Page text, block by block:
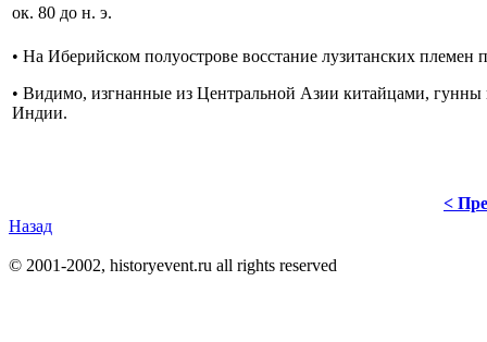
ок. 80 до н. э.
• На Иберийском полуострове восстание лузитанских племен
• Видимо, изгнанные из Центральной Азии китайцами, гунны
Индии.
<
Назад
© 2001-2002, historyevent.ru all rights reserved